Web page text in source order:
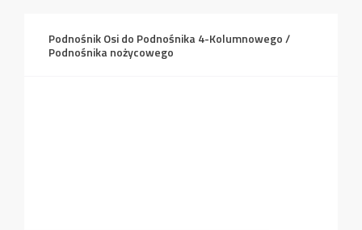
Podnośnik Osi do Podnośnika 4-Kolumnowego /
Podnośnika nożycowego